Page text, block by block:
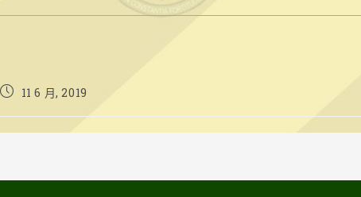
Post11 6 月, 2019